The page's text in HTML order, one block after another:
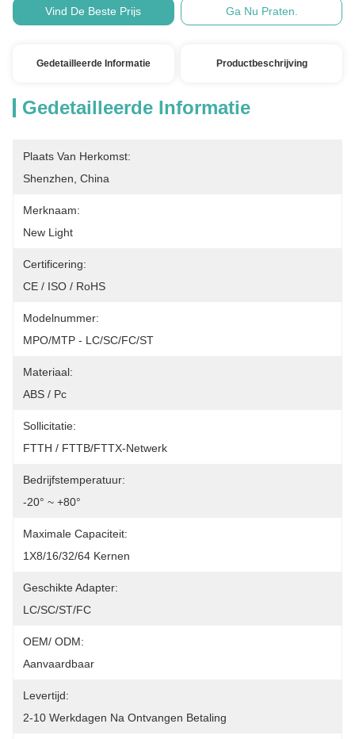
Vind De Beste Prijs Ga Nu Praten.
Gedetailleerde Informatie Productbeschrijving
Gedetailleerde Informatie
Plaats Van Herkomst:
Shenzhen, China
Merknaam:
New Light
Certificering:
CE / ISO / RoHS
Modelnummer:
MPO/MTP - LC/SC/FC/ST
Materiaal:
ABS / Pc
Sollicitatie:
FTTH / FTTB/FTTX-Netwerk
Bedrijfstemperatuur:
-20° ~ +80°
Maximale Capaciteit:
1X8/16/32/64 Kernen
Geschikte Adapter:
LC/SC/ST/FC
OEM/ ODM:
Aanvaardbaar
Levertijd:
2-10 Werkdagen Na Ontvangen Betaling